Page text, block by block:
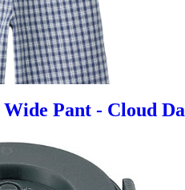
Pant - Cloud